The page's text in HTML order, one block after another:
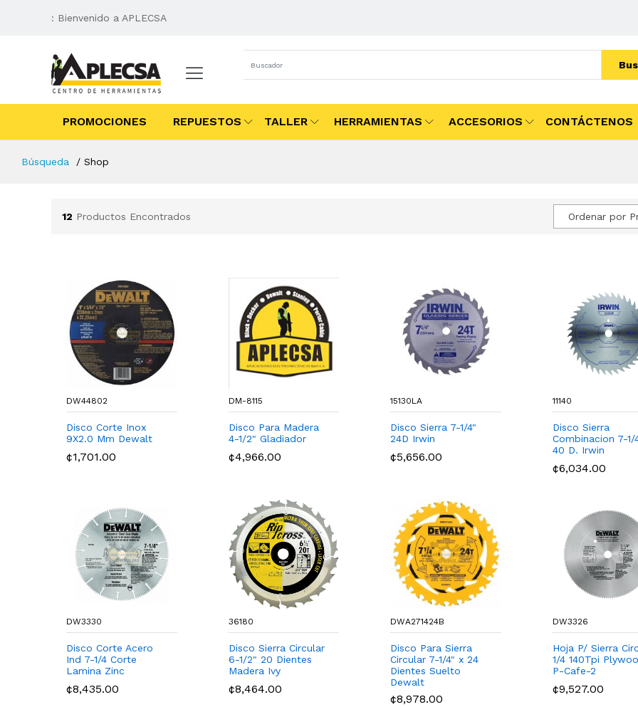
: Bienvenido a APLECSA
PROMOCIONES REPUESTOS TALLER HERRAMIENTAS ACCESORIOS CONTÁCTENOS
Búsqueda Shop
12 Productos Encontrados
DW44802
Disco Corte Inox
9X2.0 Mm Dewalt
¢1,701.00
DM-8115
Disco Para Madera
4-1/2" Gladiador
¢4,966.00
15130LA
Disco Sierra 7-1/4"
24D Irwin
¢5,656.00
11140
Disco Sierra
Combinacion 7-1/
40 D. Irwin
¢6,034.00
DW3330
Disco Corte Acero
Ind 7-1/4 Corte
Lamina Zinc
¢8,435.00
36180
Disco Sierra Circular
6-1/2" 20 Dientes
Madera Ivy
¢8,464.00
DWA271424B
Disco Para Sierra
Circular 7-1/4" x 24
Dientes Suelto
Dewalt
¢8,978.00
DW3326
Hoja P/ Sierra
1/4 140Tpi
P-Cafe-2
¢9,527.00